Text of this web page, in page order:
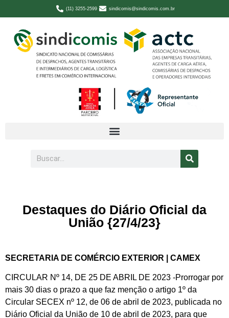
(11) 3255-2599 sindicomis@sindicomis.com.br
Destaques do Diário Oficial da
União {27/4/23}
SECRETARIA DE COMÉRCIO EXTERIOR | CAMEX
CIRCULAR Nº 14, DE 25 DE ABRIL DE 2023 -Prorrogar por
mais 30 dias o prazo a que faz menção o artigo 1º da
Circular SECEX nº 12, de 06 de abril de 2023, publicada no
Diário Oficial da União de 10 de abril de 2023, para que